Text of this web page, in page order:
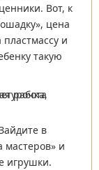
Вот, к
цена
и
такую
в
мастеров» и
игрушки.